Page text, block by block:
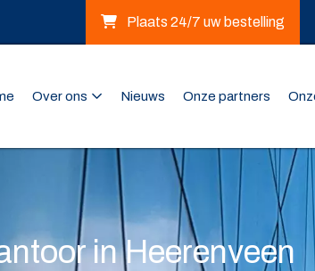
Plaats 24/7 uw bestelling
Over ons Nieuws Onze partners
in Heerenveen